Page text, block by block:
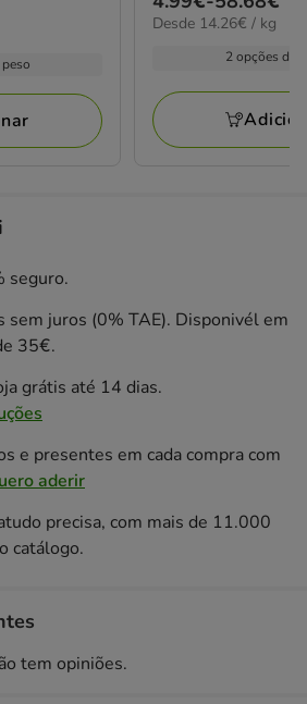
de
58.68€
14.26€
Desde 14.26€ / kg
2 opções de
seguro.
sem juros (0% TAE). Disponivél em
35€.
grátis até 14 dias.
e presentes em cada compra com
aderir
precisa, com mais de 11.000
catálogo.
tem opiniões.